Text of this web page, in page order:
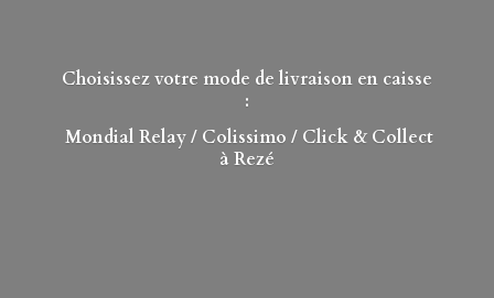
Choisissez votre mode de livraison en caisse
:
Mondial Relay/ Colissimo / Click & Collect
à Rezé